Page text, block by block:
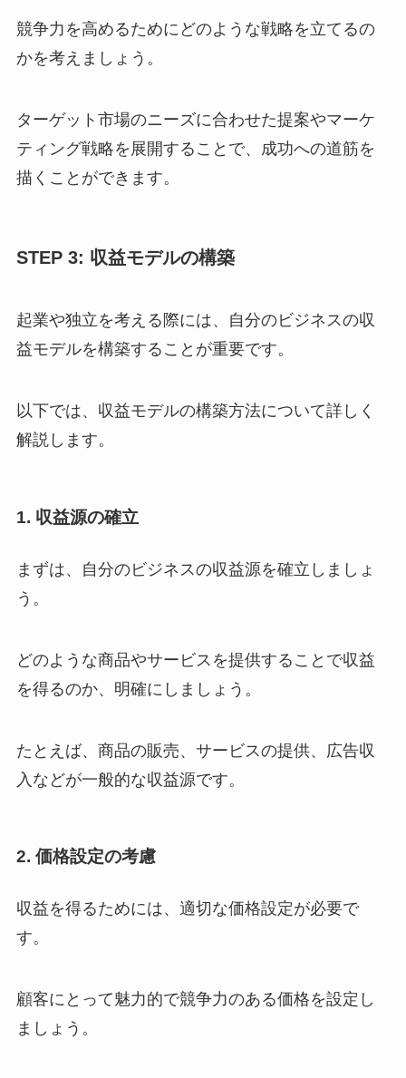
競争力を高めるためにどのような戦略を立てるの
かを考えましょう。
ターゲット市場のニーズに合わせた提案やマーケ
ティング戦略を展開することで、成功への道筋を
描くことができます。
STEP 3: 収益モデルの構築
起業や独立を考える際には、自分のビジネスの収
益モデルを構築することが重要です。
以下では、収益モデルの構築方法について詳しく
解説します。
1. 収益源の確立
まずは、自分のビジネスの収益源を確立しましょ
う。
どのような商品やサービスを提供することで収益
を得るのか、明確にしましょう。
たとえば、商品の販売、サービスの提供、広告収
入などが一般的な収益源です。
2. 価格設定の考慮
収益を得るためには、適切な価格設定が必要で
す。
顧客にとって魅力的で競争力のある価格を設定し
ましょう。